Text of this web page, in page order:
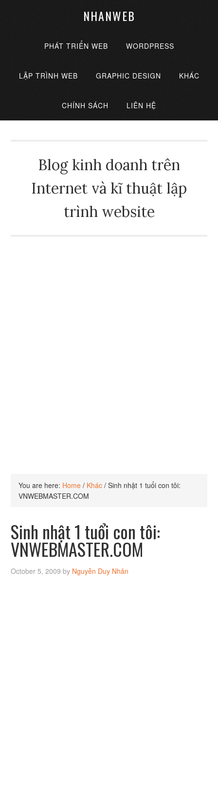
NHANWEB
PHÁT TRIỂN WEB WORDPRESS
LẬP TRÌNH WEB GRAPHIC DESIGN KHÁC
CHÍNH SÁCH LIÊN HỆ
Blog kinh doanh trên
Internet và kĩ thuật lập
trình website
You are here: Home / Khác / Sinh nhật 1 tuổi con tôi:
VNWEBMASTER.COM
Sinh nhật 1 tuổi con tôi:
VNWEBMASTER.COM
October 5, 2009 by Nguyễn Duy Nhân